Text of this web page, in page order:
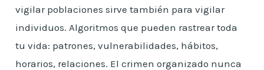
vigilar poblaciones sirve también para vigilar
individuos. Algoritmos que pueden rastrear toda
tu vida: patrones, vulnerabilidades, hábitos,
horarios, relaciones. El crimen organizado nunca